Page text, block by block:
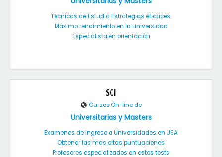
Técnicas de Estudio. Estrategias eficaces.
Máximo rendimiento en la universidad
Especialista en orientación
SCI
Cursos On-line de
Universitarias y Masters
Examenes de ingreso a Universidades en USA
Obtener las mas altas puntuaciones
Profesores especializados en estos tests